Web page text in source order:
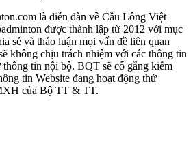
là diễn đàn về Cầu Lông Việt
được thành lập từ 2012 với mục
sẻ và thảo luận mọi vấn đề liên quan
không chịu trách nhiệm với các thông tin
tin nội bộ. BQT sẽ cố gắng kiểm
tin Website đang hoạt động thử
của Bộ TT & TT.